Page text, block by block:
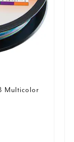
Multicolor